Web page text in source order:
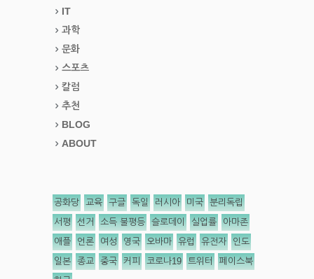
IT
과학
문화
스포츠
칼럼
추천
BLOG
ABOUT
공화당 교육 구글 독일 러시아 미국 분리독립
서평 선거 소득 불평등 슬로데이 실업률 아마존
애플 언론 여성 영국 오바마 유럽 유전자 인도
일본 종교 중국 커피 코로나19 트위터 페이스북